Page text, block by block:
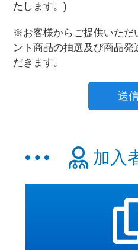
たします。)
※お客様からご提供いただ
ント商品の抽選及び商品
だきます。
加入